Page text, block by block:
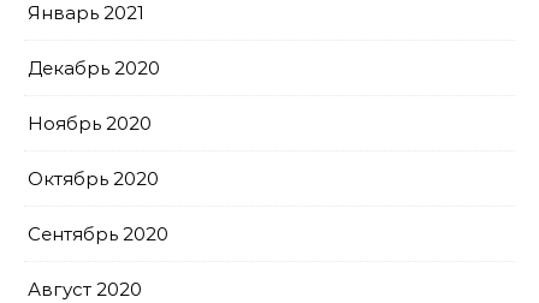
Январь 2021
Декабрь 2020
Ноябрь 2020
Октябрь 2020
Сентябрь 2020
Август 2020